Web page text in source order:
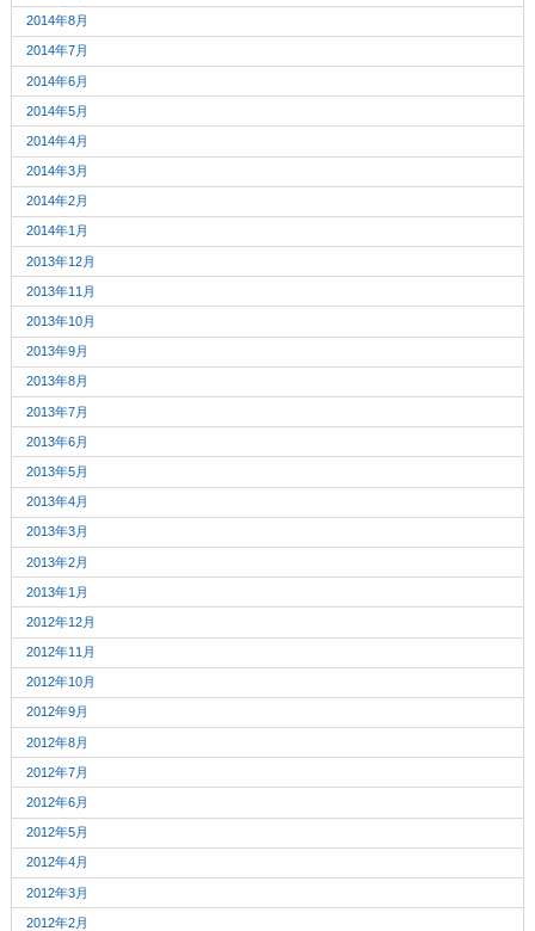
2014年8月
2014年7月
2014年6月
2014年5月
2014年4月
2014年3月
2014年2月
2014年1月
2013年12月
2013年11月
2013年10月
2013年9月
2013年8月
2013年7月
2013年6月
2013年5月
2013年4月
2013年3月
2013年2月
2013年1月
2012年12月
2012年11月
2012年10月
2012年9月
2012年8月
2012年7月
2012年6月
2012年5月
2012年4月
2012年3月
2012年2月